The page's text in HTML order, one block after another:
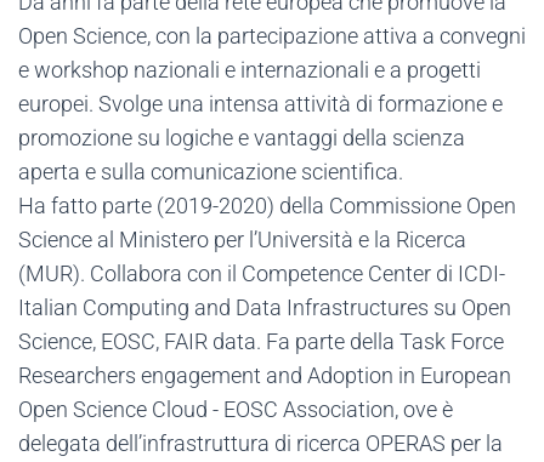
Open Science, con la partecipazione attiva a convegni
e workshop nazionali e internazionali e a progetti
europei. Svolge una intensa attività di formazione e
promozione su logiche e vantaggi della scienza
aperta e sulla comunicazione scientifica.
Ha fatto parte (2019-2020) della Commissione Open
Science al Ministero per l’Università e la Ricerca
(MUR). Collabora con il Competence Center di ICDI-
Italian Computing and Data Infrastructures su Open
Science, EOSC, FAIR data. Fa parte della Task Force
Researchers engagement and Adoption in European
Open Science Cloud - EOSC Association, ove è
delegata dell’infrastruttura di ricerca OPERAS per la